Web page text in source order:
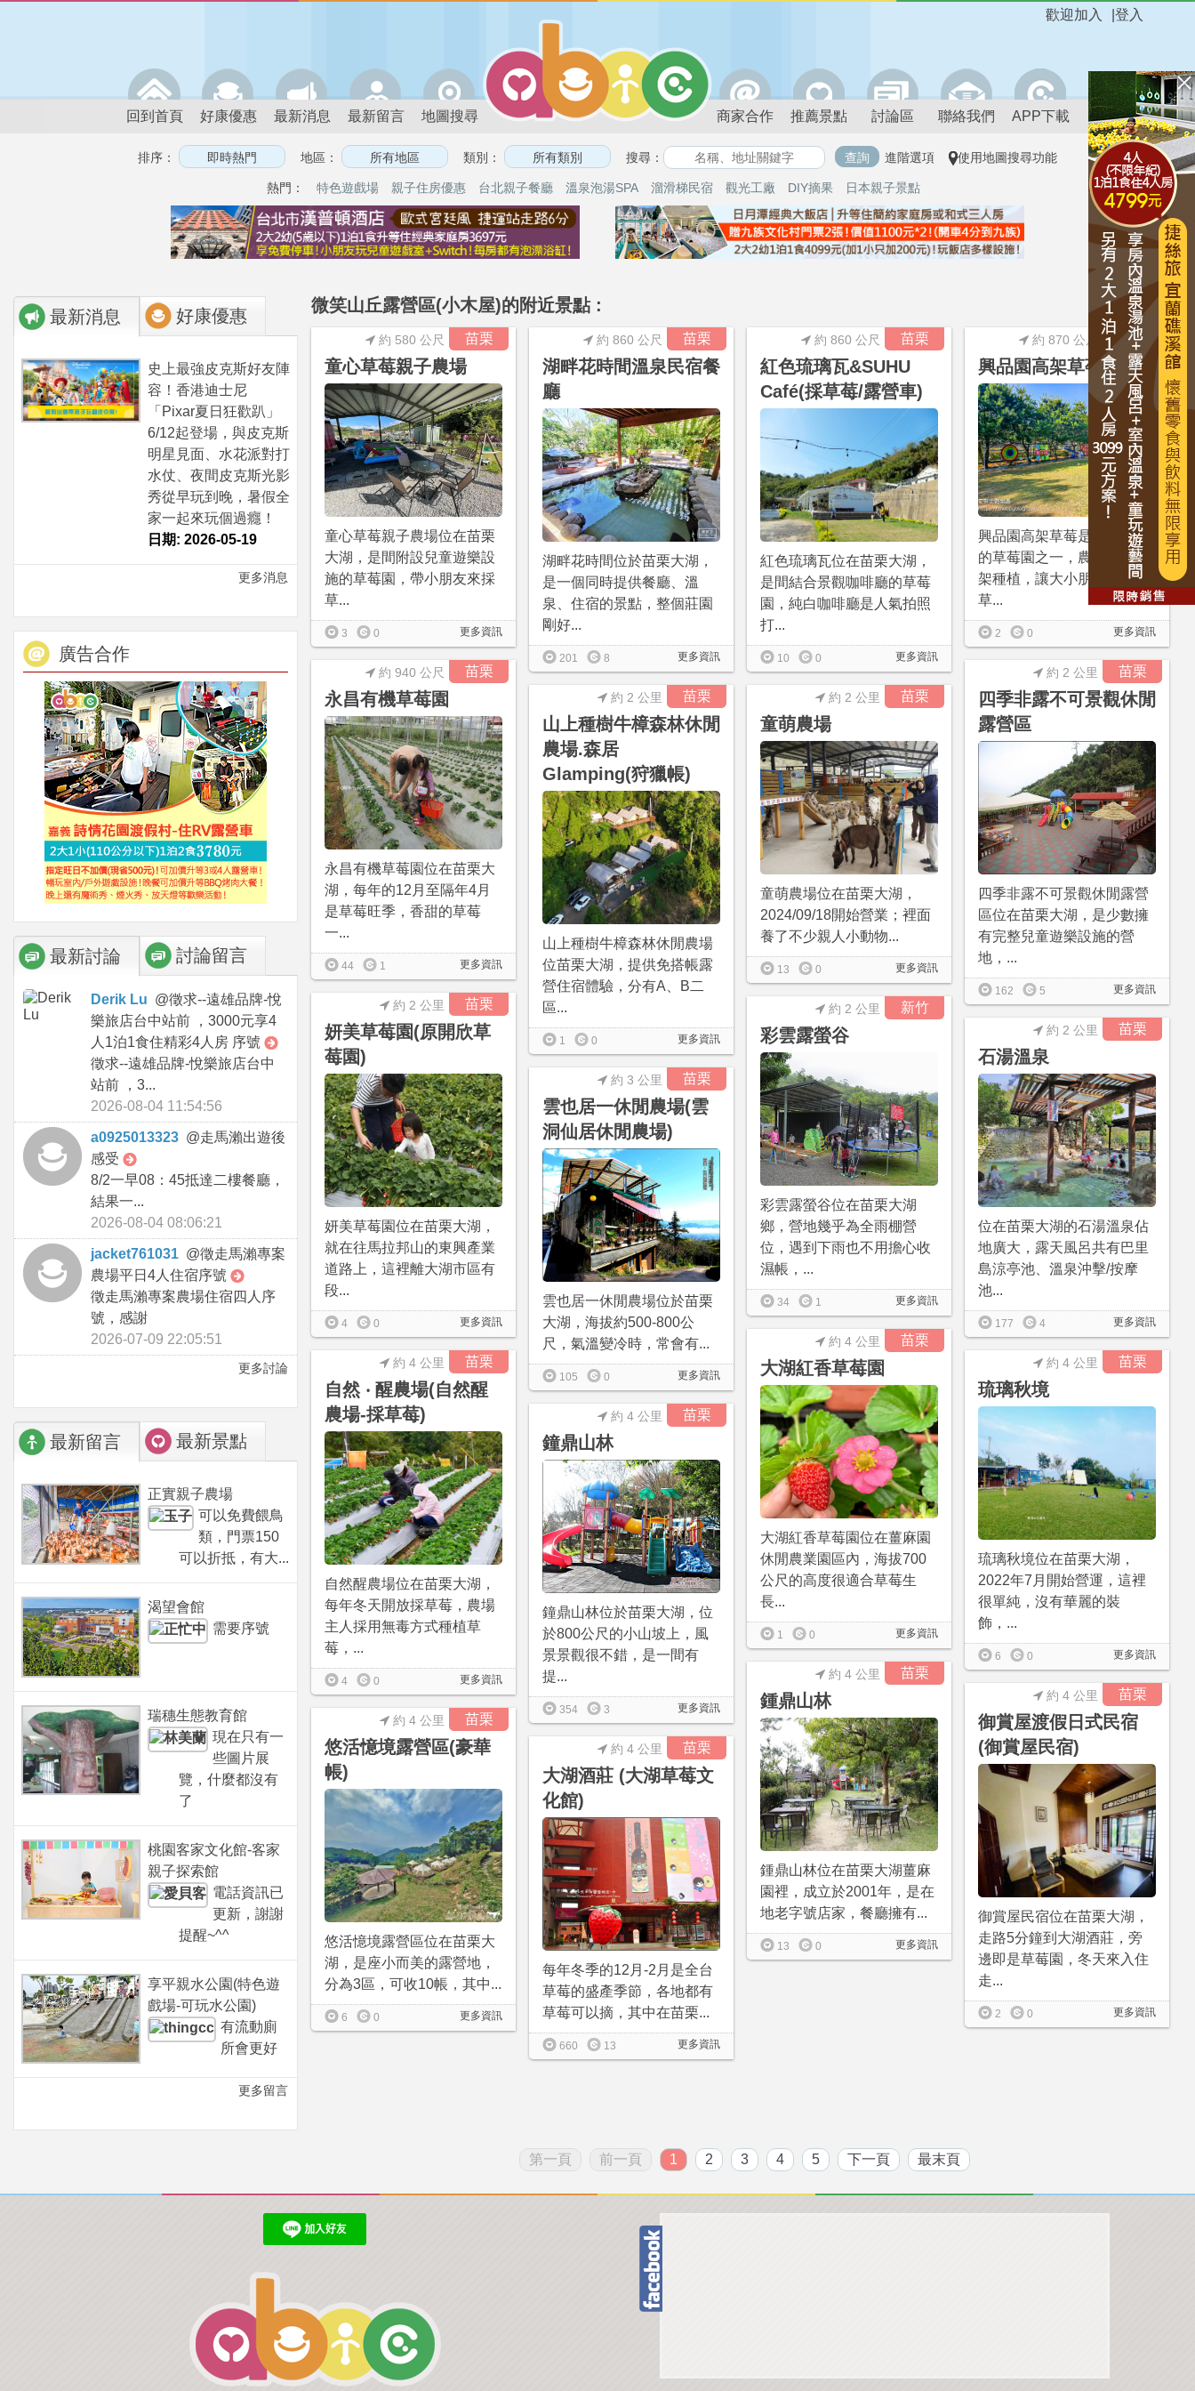
登入
歡迎加入
回到首頁 好康優惠 最新消息 最新留言 地圖搜尋 商家合作 推薦景點 討論區 聯絡我們 APP下載
排序： 地區： 類別： 搜尋： 進階選項 使用地圖搜尋功能
熱門： 特色遊戲場 親子住房優惠 台北親子餐廳 溫泉泡湯SPA 溜滑梯民宿 觀光工廠 DIY摘果 日本親子景點
最新消息 好康優惠
史上最強皮克斯好友陣
容！香港迪士尼
「Pixar夏日狂歡趴」
6/12起登場，與皮克斯
明星見面、水花派對打
水仗、夜間皮克斯光影
秀從早玩到晚，暑假全
家一起來玩個過癮！
日期: 2026-05-19
更多消息
廣告合作
最新討論 討論留言
Derik Lu @徵求--遠雄品牌-悅
樂旅店台中站前 ，3000元享4
人1泊1食住精彩4人房 序號
徵求--遠雄品牌-悅樂旅店台中
站前 ，3...
2026-08-04 11:54:56
a0925013323 @走馬瀨出遊後
感受
8/2一早08：45抵達二樓餐廳，
結果一...
2026-08-04 08:06:21
jacket761031 @徵走馬瀨專案
農場平日4人住宿序號
徵走馬瀨專案農場住宿四人序
號，感謝
2026-07-09 22:05:51
更多討論
最新留言 最新景點
正實親子農場
可以免費餵鳥
類，門票150
可以折抵，有大...
渴望會館
需要序號
瑞穗生態教育館
現在只有一
些圖片展
覽，什麼都沒有
了
桃園客家文化館-客家
親子探索館
電話資訊已
更新，謝謝
提醒~^^
享平親水公園(特色遊
戲場-可玩水公園)
有流動廁
所會更好
更多留言
微笑山丘露營區(小木屋)的附近景點 : 進階搜尋
苗栗
約 580 公尺
童心草莓親子農場
童心草莓親子農場位在苗栗
大湖，是間附設兒童遊樂設
施的草莓園，帶小朋友來採
草...
更多資訊
3 0
苗栗
約 860 公尺
湖畔花時間溫泉民宿餐
廳
湖畔花時間位於苗栗大湖，
是一個同時提供餐廳、溫
泉、住宿的景點，整個莊園
剛好...
更多資訊
201 8
苗栗
約 860 公尺
紅色琉璃瓦&SUHU
Café(採草莓/露營車)
紅色琉璃瓦位在苗栗大湖，
是間結合景觀咖啡廳的草莓
園，純白咖啡廳是人氣拍照
打...
更多資訊
10 0
苗栗
約 870 公尺
興品園高架草莓
興品園高架草莓是苗栗大湖
的草莓園之一，農園全為高
架種植，讓大小朋友輕鬆採
草...
更多資訊
2 0
苗栗
約 940 公尺
永昌有機草莓園
永昌有機草莓園位在苗栗大
湖，每年的12月至隔年4月
是草莓旺季，香甜的草莓
一...
更多資訊
44 1
苗栗
約 2 公里
四季非露不可景觀休閒
露營區
四季非露不可景觀休閒露營
區位在苗栗大湖，是少數擁
有完整兒童遊樂設施的營
地，...
更多資訊
162 5
苗栗
約 2 公里
山上種樹牛樟森林休閒
農場.森居
Glamping(狩獵帳)
山上種樹牛樟森林休閒農場
位苗栗大湖，提供免搭帳露
營住宿體驗，分有A、B二
區...
更多資訊
1 0
苗栗
約 2 公里
童萌農場
童萌農場位在苗栗大湖，
2024/09/18開始營業；裡面
養了不少親人小動物...
更多資訊
13 0
苗栗
約 2 公里
妍美草莓園(原開欣草
莓園)
妍美草莓園位在苗栗大湖，
就在往馬拉邦山的東興產業
道路上，這裡離大湖市區有
段...
更多資訊
4 0
新竹
約 2 公里
彩雲露螢谷
彩雲露螢谷位在苗栗大湖
鄉，營地幾乎為全雨棚營
位，遇到下雨也不用擔心收
濕帳，...
更多資訊
34 1
苗栗
約 2 公里
石湯溫泉
位在苗栗大湖的石湯溫泉佔
地廣大，露天風呂共有巴里
島涼亭池、溫泉沖擊/按摩
池...
更多資訊
177 4
苗栗
約 3 公里
雲也居一休閒農場(雲
洞仙居休閒農場)
雲也居一休閒農場位於苗栗
大湖，海拔約500-800公
尺，氣溫變冷時，常會有...
更多資訊
105 0
苗栗
約 4 公里
大湖紅香草莓園
大湖紅香草莓園位在薑麻園
休閒農業園區內，海拔700
公尺的高度很適合草莓生
長...
更多資訊
1 0
苗栗
約 4 公里
自然 ‧ 醒農場(自然醒
農場-採草莓)
自然醒農場位在苗栗大湖，
每年冬天開放採草莓，農場
主人採用無毒方式種植草
莓，...
更多資訊
4 0
苗栗
約 4 公里
琉璃秋境
琉璃秋境位在苗栗大湖，
2022年7月開始營運，這裡
很單純，沒有華麗的裝
飾，...
更多資訊
6 0
苗栗
約 4 公里
鐘鼎山林
鐘鼎山林位於苗栗大湖，位
於800公尺的小山坡上，風
景景觀很不錯，是一間有
提...
更多資訊
354 3
苗栗
約 4 公里
鍾鼎山林
鍾鼎山林位在苗栗大湖薑麻
園裡，成立於2001年，是在
地老字號店家，餐廳擁有...
更多資訊
13 0
苗栗
約 4 公里
御賞屋渡假日式民宿
(御賞屋民宿)
御賞屋民宿位在苗栗大湖，
走路5分鐘到大湖酒莊，旁
邊即是草莓園，冬天來入住
走...
更多資訊
2 0
苗栗
約 4 公里
悠活憶境露營區(豪華
帳)
悠活憶境露營區位在苗栗大
湖，是座小而美的露營地，
分為3區，可收10帳，其中...
更多資訊
6 0
苗栗
約 4 公里
大湖酒莊 (大湖草莓文
化館)
每年冬季的12月-2月是全台
草莓的盛產季節，各地都有
草莓可以摘，其中在苗栗...
更多資訊
660 13
第一頁 前一頁 1 2 3 4 5 下一頁 最末頁